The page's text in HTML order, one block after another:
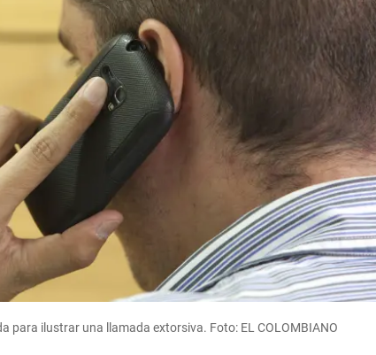
para ilustrar una llamada extorsiva. Foto: EL COLOMBIANO